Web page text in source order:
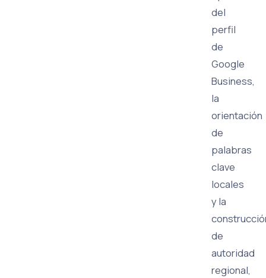
del
perfil
de
Google
Business,
la
orientación
de
palabras
clave
locales
y la
de
autoridad
regional,